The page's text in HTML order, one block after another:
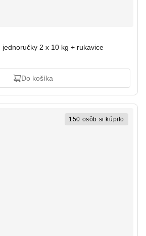
jednoručky 2 x 10 kg + rukavice
Do košíka
150 osôb si kúpilo